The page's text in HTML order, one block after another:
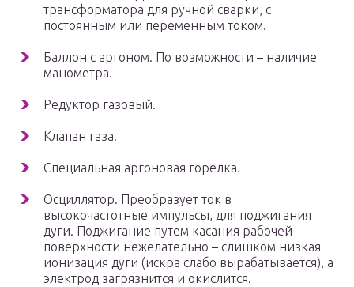
трансформатора для ручной сварки, с
постоянным или переменным током.
Баллон с аргоном. По возможности – наличие
манометра.
Редуктор газовый.
Клапан газа.
Специальная аргоновая горелка.
Осциллятор. Преобразует ток в
высокочастотные импульсы, для поджигания
дуги. Поджигание путем касания рабочей
поверхности нежелательно – слишком низкая
ионизация дуги (искра слабо вырабатывается), а
электрод загрязнится и окислится.